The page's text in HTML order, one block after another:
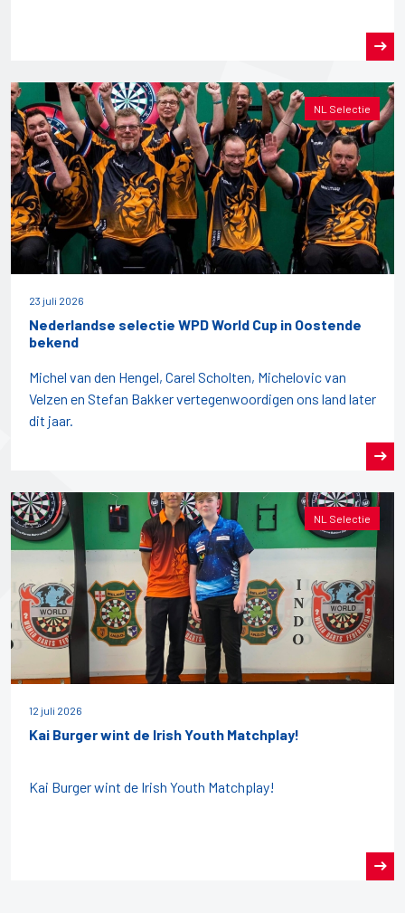
NL Selectie
23 juli 2026
Nederlandse selectie WPD World Cup in Oostende
bekend
Michel van den Hengel, Carel Scholten, Michelovic van
Velzen en Stefan Bakker vertegenwoordigen ons land later
dit jaar.
NL Selectie
12 juli 2026
Kai Burger wint de Irish Youth Matchplay!
Kai Burger wint de Irish Youth Matchplay!